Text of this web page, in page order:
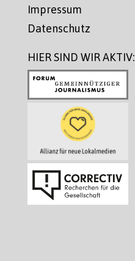
Impressum
Datenschutz
HIER SIND WIR AKTIV: